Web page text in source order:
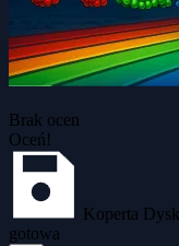
Brak ocen
Oceń!
Koperta
gotowa